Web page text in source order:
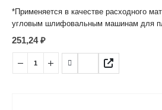
*Применяется в качестве расходного
угловым шлифовальным машинам для
обработки кромок, сварных швов деталей и конструкций из
различных марок сталей, цветных
пластиков.
*Лепестковая структура рабочей
251,24₽